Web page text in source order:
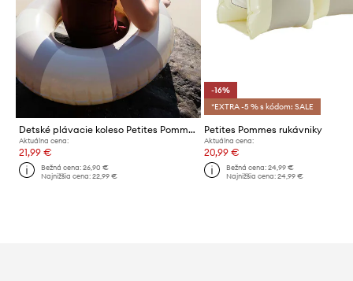
Detské plávacie koleso Petites Pommes OLIVIA 45CM
Aktuálna cena:
21,99 €
Bežná cena:26,90 €
Najnižšia cena:22,99 €
-16%
*EXTRA -5 % s kódom: SALE
Petites Pommes rukávniky
Aktuálna cena:
20,99 €
Bežná cena: 24,99 €
Najnižšia cena: 24,99 €